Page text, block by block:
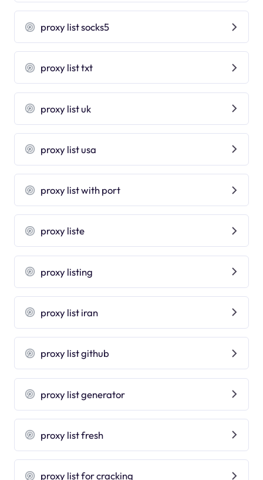
proxy list socks5
proxy list txt
proxy list uk
proxy list usa
proxy list with port
proxy liste
proxy listing
proxy list iran
proxy list github
proxy list generator
proxy list fresh
proxy list for cracking